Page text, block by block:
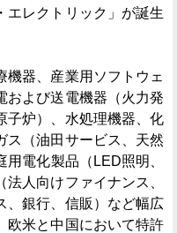
エレクトリック」が誕生
機器、産業用ソフトウェ
および送電機器（火力発
子炉）、水処理機器、化
ス（油田サービス、天然
電化製品（LED照明、
人向けファイナンス、
、銀行、信販）など幅広
欧米と中国において特許